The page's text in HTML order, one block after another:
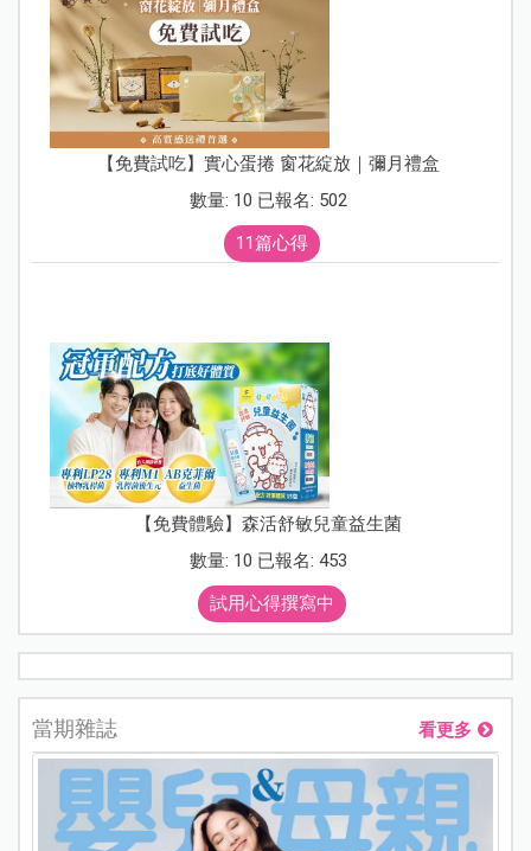
【免費試吃】實心蛋捲 窗花綻放｜彌月禮盒
數量: 10 已報名: 502
11篇心得
【免費體驗】森活舒敏兒童益生菌
數量: 10 已報名: 453
試用心得撰寫中
當期雜誌 看更多